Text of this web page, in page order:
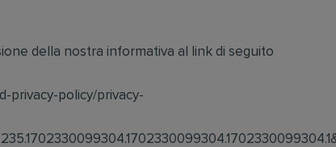
della nostra informativa al link di seguito
privacy-policy/privacy-